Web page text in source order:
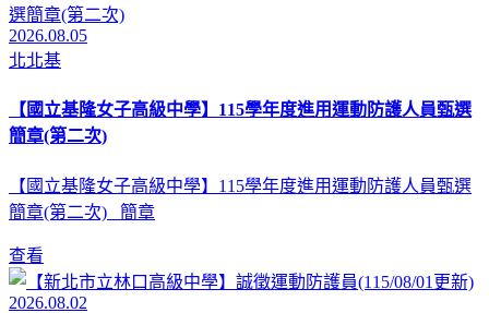
2026.08.05
北北基
【國立基隆女子高級中學】115學年度進用運動防護人員甄選
簡章(第二次)
【國立基隆女子高級中學】115學年度進用運動防護人員甄選
簡章(第二次) 簡章
查看
2026.08.02